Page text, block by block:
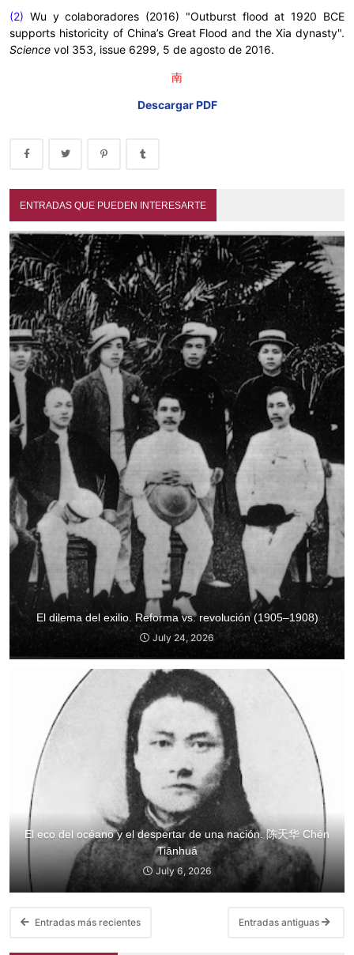
(2) Wu y colaboradores (2016) "Outburst flood at 1920 BCE
supports historicity of China’s Great Flood and the Xia dynasty".
Science vol 353, issue 6299, 5 de agosto de 2016.
南
Descargar PDF
ENTRADAS QUE PUEDEN INTERESARTE
El dilema del exilio. Reforma vs. revolución (1905–1908)
July 24, 2026
El eco del océano y el despertar de una nación. 陈天华 Chén
Tiānhuá
July 6, 2026
Entradas más recientes Entradas antiguas